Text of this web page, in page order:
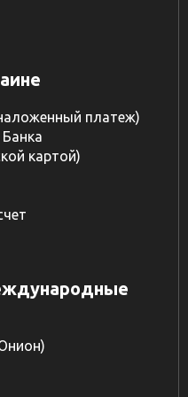
платеж)
картой)